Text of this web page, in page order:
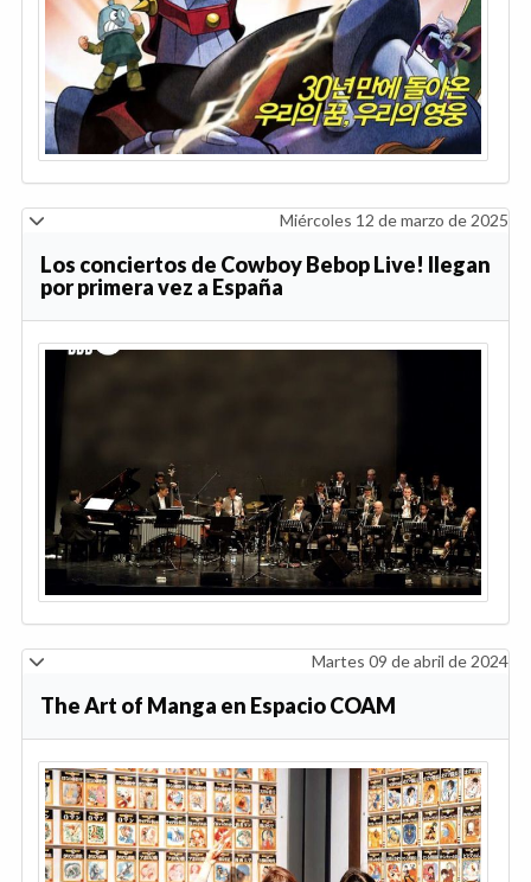
Miércoles 12 de marzo de 2025
Los conciertos de Cowboy Bebop Live! llegan
por primera vez a España
Martes 09 de abril de 2024
The Art of Manga en Espacio COAM